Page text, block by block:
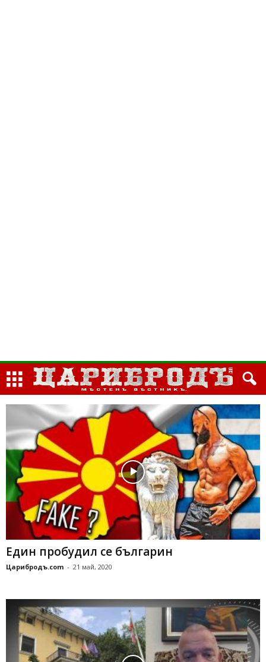
Един пробудил се българин
Царибродъ.com - 21 май, 2020